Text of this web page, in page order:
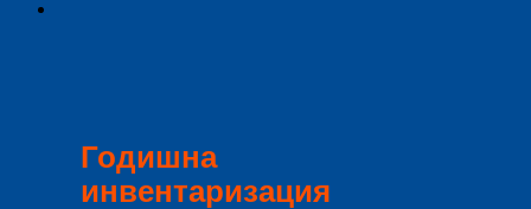
Годишна
инвентаризация